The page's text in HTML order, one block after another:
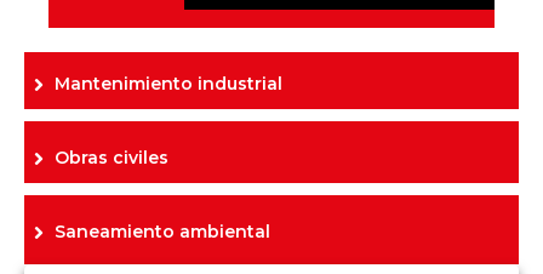
Mantenimiento industrial
Obras civiles
Saneamiento ambiental